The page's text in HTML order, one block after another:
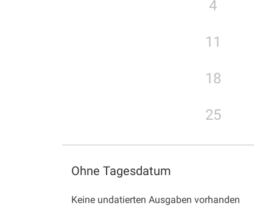
4
11
18
25
Ohne Tagesdatum
Keine undatierten Ausgaben vorhanden